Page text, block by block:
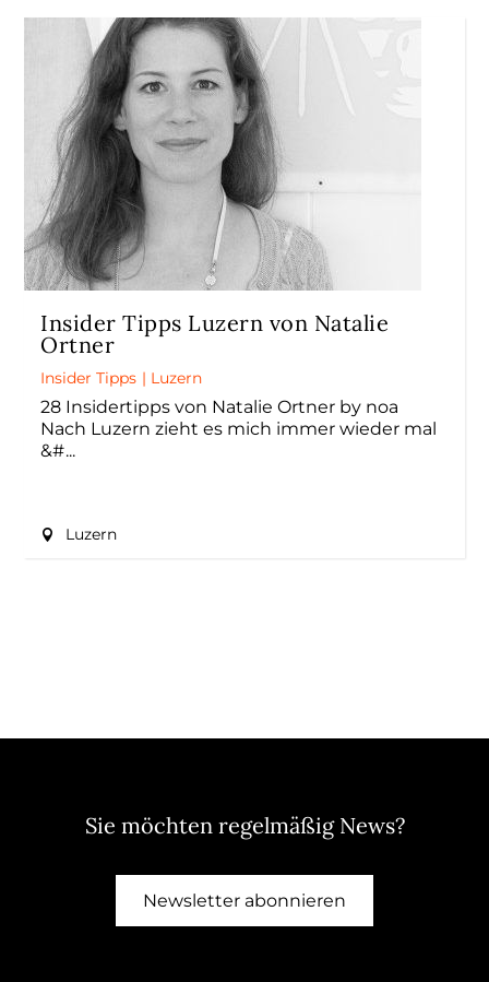
Insider Tipps Luzern von Natalie
Ortner
Insider Tipps | Luzern
28 Insidertipps von Natalie Ortner by noa
Nach Luzern zieht es mich immer wieder mal
&#
Luzern
Sie möchten regelmäßig News?
Newsletter abonnieren